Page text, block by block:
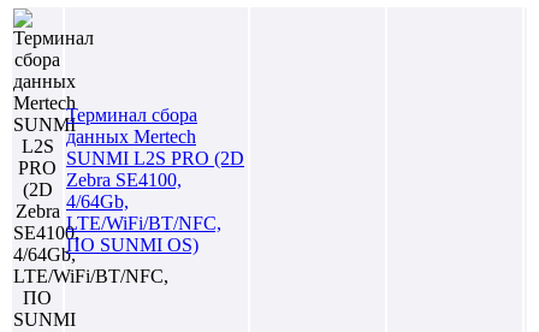
Терминал сбора
данных Mertech
SUNMI L2S PRO (2D
Zebra SE4100,
4/64Gb,
LTE/WiFi/BT/NFC,
ПО SUNMI OS)